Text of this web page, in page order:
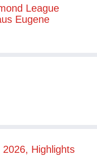
League
Eugene
Highlights